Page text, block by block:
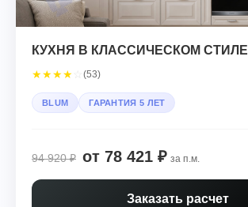
КУХНЯ В КЛАССИЧЕСКОМ СТИЛЕ
★★★★ (53)
BLUM ГАРАНТИЯ 5 ЛЕТ
94 920 ₽ от 78 421 ₽ за п.м.
Заказать расчет